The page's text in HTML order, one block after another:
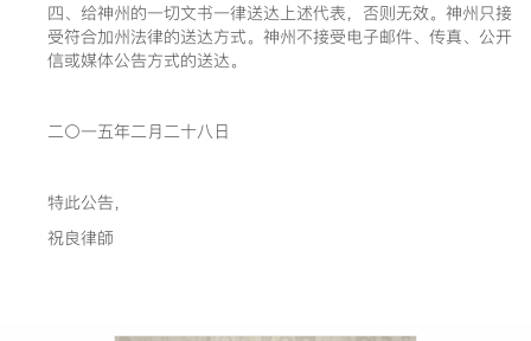
四、给神州的一切文书一律送达上述代表，否则无效。神州只接
受符合加州法律的送达方式。神州不接受电子邮件、传真、公开
信或媒体公告方式的送达。
二〇一五年二月二十八日
特此公告，
祝良律師